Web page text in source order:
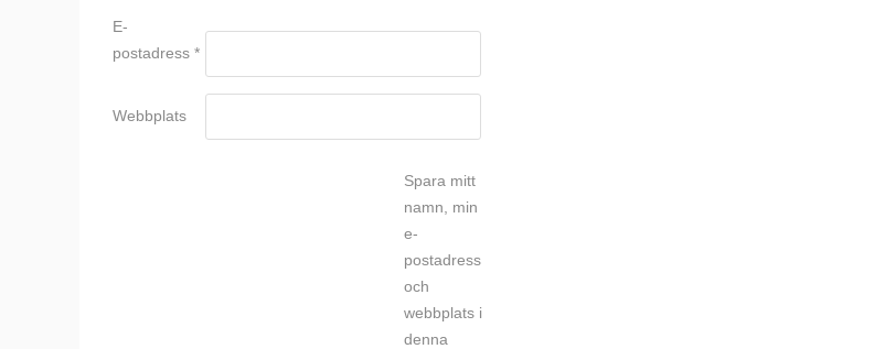
E-
postadress *
Webbplats
Spara mitt
namn, min
e-
postadress
och
webbplats i
denna